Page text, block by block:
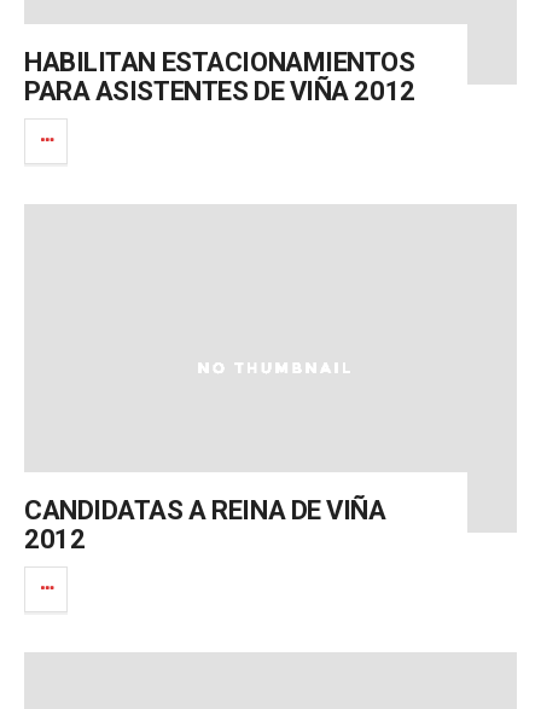
HABILITAN ESTACIONAMIENTOS
PARA ASISTENTES DE VIÑA 2012
CANDIDATAS A REINA DE VIÑA
2012